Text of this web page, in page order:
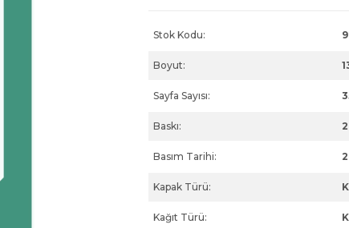
Stok Kodu:
Boyut:
Sayfa Sayısı:
Baskı: 2
Basım Tarihi:
Kapak Türü:
Kağıt Türü: